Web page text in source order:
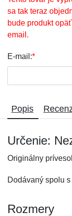
sa tak teraz
bude produkt
email.
E-mail:*
Popis
Určenie:
Originálny
Dodávaný spolu
Rozmery